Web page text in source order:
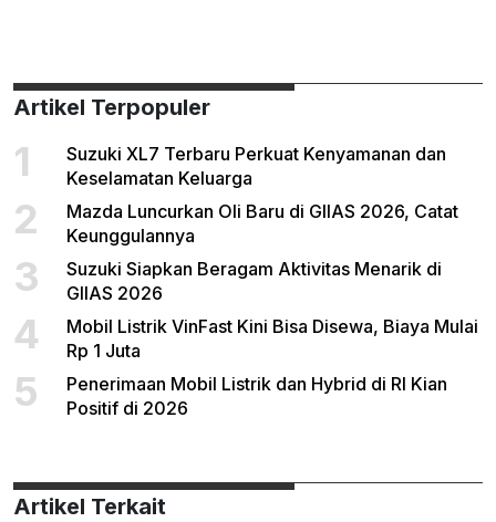
Artikel Terpopuler
1
Suzuki XL7 Terbaru Perkuat Kenyamanan dan
Keselamatan Keluarga
2
Mazda Luncurkan Oli Baru di GIIAS 2026, Catat
Keunggulannya
3
Suzuki Siapkan Beragam Aktivitas Menarik di
GIIAS 2026
4
Mobil Listrik VinFast Kini Bisa Disewa, Biaya Mulai
Rp 1 Juta
5
Penerimaan Mobil Listrik dan Hybrid di RI Kian
Positif di 2026
Artikel Terkait